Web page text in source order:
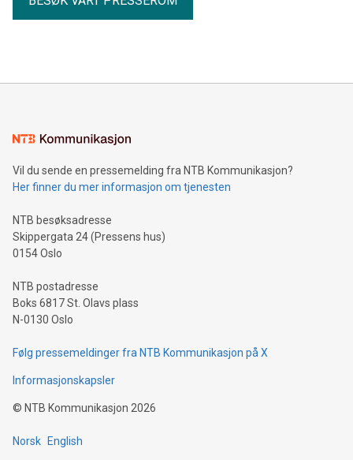
Vil du sende en pressemelding fra NTB Kommunikasjon?
Her finner du mer informasjon om tjenesten
NTB besøksadresse
Skippergata 24 (Pressens hus)
0154 Oslo
NTB postadresse
Boks 6817 St. Olavs plass
N-0130 Oslo
Følg pressemeldinger fra NTB Kommunikasjon på X
Informasjonskapsler
© NTB Kommunikasjon 2026
Norsk English